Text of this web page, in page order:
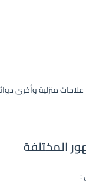
منزلية وأخرى
المختلفة
: